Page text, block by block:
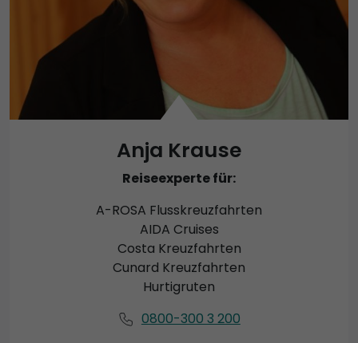
Anja Krause
Reiseexperte für:
A-ROSA Flusskreuzfahrten
AIDA Cruises
Costa Kreuzfahrten
Cunard Kreuzfahrten
Hurtigruten
0800-300 3 200